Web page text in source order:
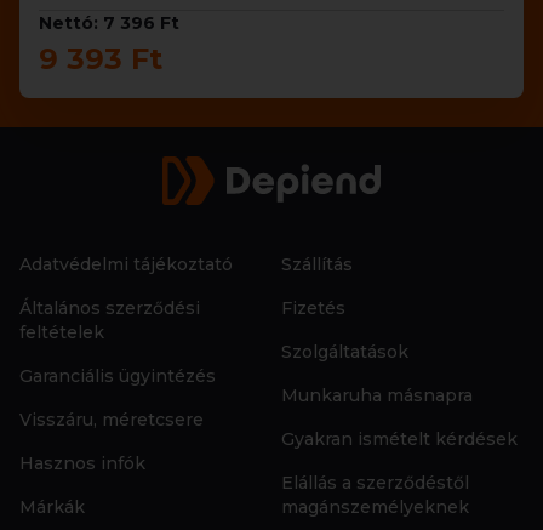
Nettó: 7 396 Ft
9 393 Ft
Adatvédelmi tájékoztató
Általános szerződési
feltételek
Garanciális ügyintézés
Visszáru, méretcsere
Hasznos infók
Márkák
Szállítás
Fizetés
Szolgáltatások
Munkaruha másnapra
Gyakran ismételt kérdések
Elállás a szerződéstől
magánszemélyeknek